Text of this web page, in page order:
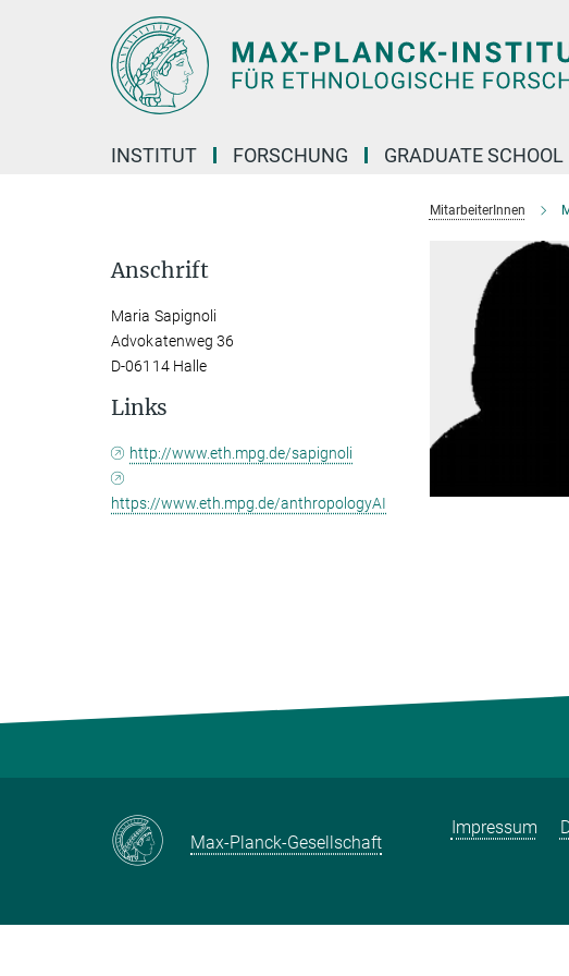
INSTITUT FORSCHUNG GRADUATE SCHOOL
MitarbeiterInnen
Anschrift
Maria Sapignoli
Advokatenweg 36
D-06114 Halle
Links
http://www.eth.mpg.de/sapignoli
https://www.eth.mpg.de/anthropologyAI
Max-Planck-Gesellschaft
Impressum